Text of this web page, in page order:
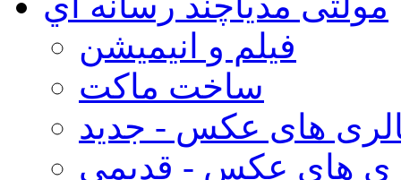
فیلم و انیمیشن
ساخت ماکت
های عکس - جدید
های عکس - قدیمی